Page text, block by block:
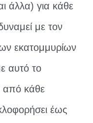
άλλα) για κάθε
με τον
εκατομμυρίων
αυτό το
από κάθε
έως